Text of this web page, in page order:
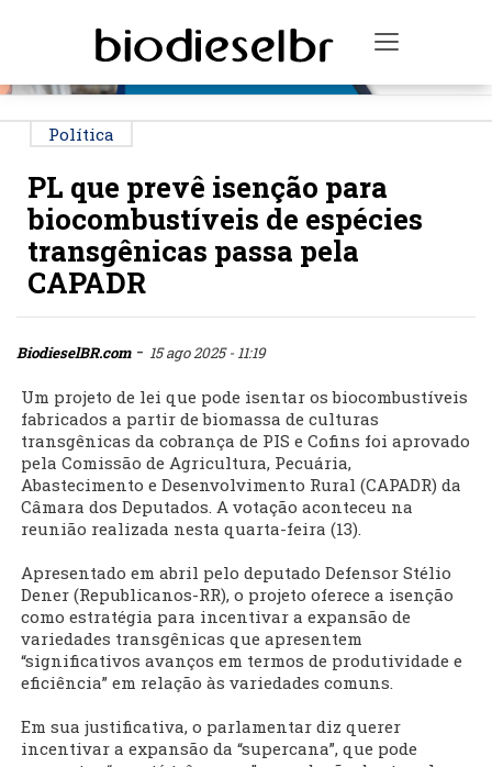
Toggle
Política
PL que prevê isenção para
biocombustíveis de espécies
transgênicas passa pela
CAPADR
BiodieselBR.com- 15 ago 2025 - 11:19
Um projeto de lei que pode isentar os biocombustíveis
fabricados a partir de biomassa de culturas
transgênicas da cobrança de PIS e Cofins foi aprovado
pela Comissão de Agricultura, Pecuária,
Abastecimento e Desenvolvimento Rural (CAPADR) da
Câmara dos Deputados. A votação aconteceu na
reunião realizada nesta quarta-feira (13).
Apresentado em abril pelo deputado Defensor Stélio
Dener (Republicanos-RR), o projeto oferece a isenção
como estratégia para incentivar a expansão de
variedades transgênicas que apresentem
“significativos avanços em termos de produtividade e
eficiência” em relação às variedades comuns.
Em sua justificativa, o parlamentar diz querer
incentivar a expansão da “supercana”, que pode